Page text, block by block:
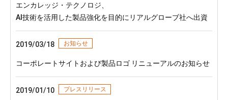
エンカレッジ・テクノロジ、
AI技術を活用した製品強化を目的にリアルグローブ社へ出資
2019/03/18 お知らせ
コーポレートサイトおよび製品ロゴ リニューアルのお知らせ
2019/01/10 プレスリリース